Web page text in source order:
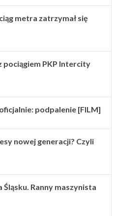
metra zatrzymał się
pociągiem PKP Intercity
podpalenie [FILM]
nowej generacji? Czyli
Ranny maszynista